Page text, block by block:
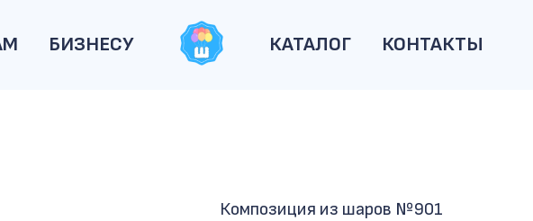
БИЗНЕСУ КАТАЛОГ КОНТАКТЫ
Композиция из шаров №901